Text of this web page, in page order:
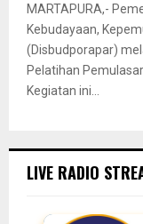
MARTAPURA,-
Kebudayaan,
(Disbudporapar)
Pelatihan
Kegiatan ini...
LIVE RADIO